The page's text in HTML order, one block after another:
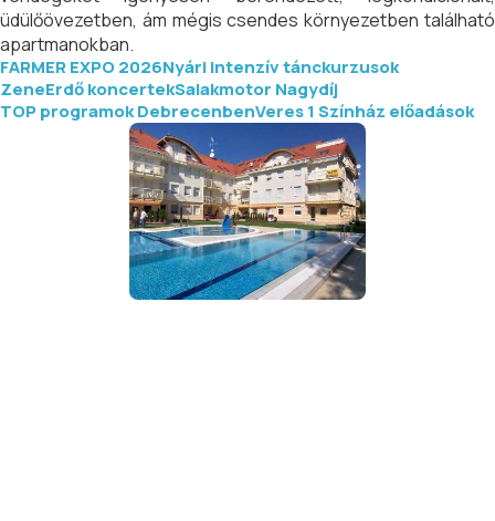
üdülőövezetben, ám mégis csendes környezetben található
apartmanokban.
FARMER EXPO 2026Nyári intenzív tánckurzusok
ZeneErdő koncertekSalakmotor Nagydíj
TOP programok DebrecenbenVeres 1 Színház előadások